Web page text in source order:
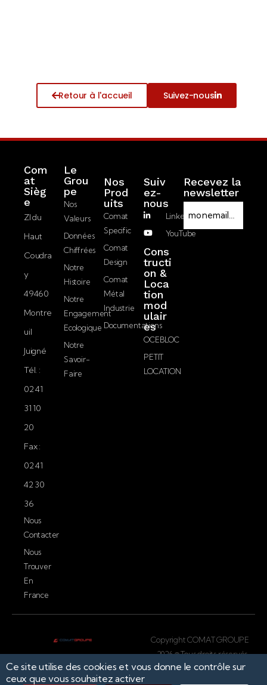
Retour à l'accueil Suivez-nous
Com
at
Sièg
e
ZI du
Haut
Coudra
y
49460
Montre
uil
Juigné
Tél. :
02 41
31 10
20
Fax :
02 41
42 30
36
Nous
Contacter
Nous
Trouver
En
France
Le
Grou
pe
Nos
Valeurs
Données
Chiffrées
Notre
Histoire
Notre
Engagement
Ecologique
Notre
Savoir-
Faire
Nos
Prod
Uits
Comat
Specific
Comat
Design
Comat
Métal
Industrie
Documentations
Suiv
ez-
nous
LinkedIn
YouTube
Cons
tructi
on &
Loca
tion
mod
ulair
es
OCEBLOC
PETIT
LOCATION
Recevez la
newsletter
-
m
R
G
P
Copyright COMAT GROUPE
2026 © Tous droits réservés.
Conception par
Ce site utilise des cookies et vous donne le contrôle sur
ceux que vous souhaitez activer